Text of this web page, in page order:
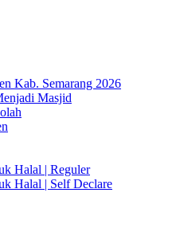
Kab. Semarang 2026
Masjid
Halal | Reguler
Halal | Self Declare